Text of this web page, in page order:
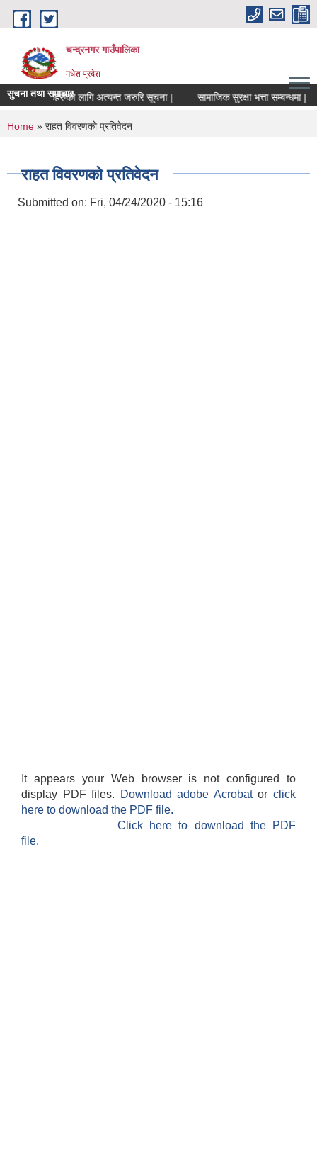
Skip to main content
चन्द्रनगर गाउँपालिका
मधेश प्रदेश
सुचना तथा समाचारलागि अत्यन्त जरुरि सूचना | सामाजिक सुरक्षा भत्ता सम्बन्धमा |
You are here
Home » राहत विवरणकाे प्रतिवेदन
राहत विवरणकाे प्रतिवेदन
Submitted on: Fri, 04/24/2020 - 15:16
It appears your Web browser is not configured to
display PDF files.
Download adobe Acrobatorclick
here to download the PDF file.
Click here to download the PDF
file.